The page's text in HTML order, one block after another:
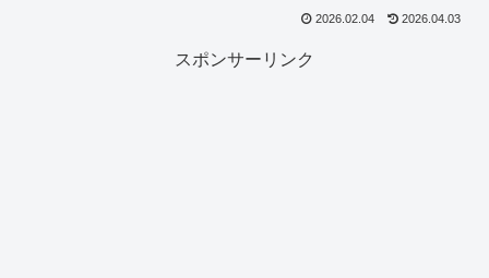
2026.02.04 2026.04.03
スポンサーリンク